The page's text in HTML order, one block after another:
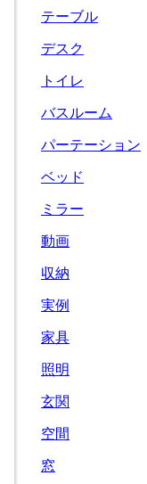
テーブル
デスク
トイレ
バスルーム
パーテーション
ベッド
ミラー
動画
収納
実例
家具
照明
玄関
空間
窓